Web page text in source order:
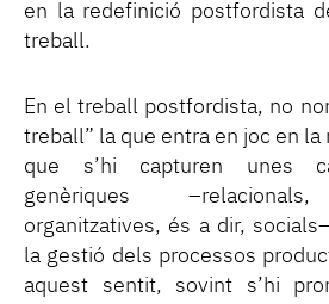
en la redefinició postfordista
treball.
En el treball postfordista, no
treball” la que entra en joc en la
que s’hi capturen unes
genèriques –relacionals,
organitzatives, és a dir,
la gestió dels processos
aquest sentit, sovint s’hi